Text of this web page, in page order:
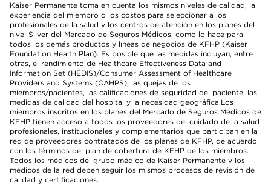
Kaiser Permanente toma en cuenta los mismos niveles de calidad, la
experiencia del miembro o los costos para seleccionar a los
profesionales de la salud y los centros de atención en los planes del
nivel Silver del Mercado de Seguros Médicos, como lo hace para
todos los demás productos y líneas de negocios de KFHP (Kaiser
Foundation Health Plan). Es posible que las medidas incluyan, entre
otras, el rendimiento de Healthcare Effectiveness Data and
Information Set (HEDIS)/Consumer Assessment of Healthcare
Providers and Systems (CAHPS), las quejas de los
miembros/pacientes, las calificaciones de seguridad del paciente, las
medidas de calidad del hospital y la necesidad geográfica.Los
miembros inscritos en los planes del Mercado de Seguros Médicos de
KFHP tienen acceso a todos los proveedores del cuidado de la salud
profesionales, institucionales y complementarios que participan en la
red de proveedores contratados de los planes de KFHP, de acuerdo
con los términos del plan de cobertura de KFHP de los miembros.
Todos los médicos del grupo médico de Kaiser Permanente y los
médicos de la red deben seguir los mismos procesos de revisión de
calidad y certificaciones.